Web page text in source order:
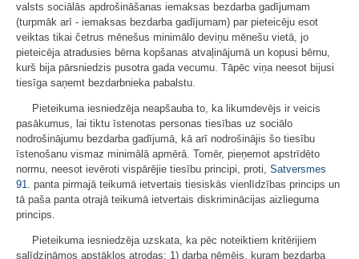
valsts sociālās apdrošināšanas iemaksas bezdarba gadījumam
(turpmāk arī - iemaksas bezdarba gadījumam) par pieteicēju esot
veiktas tikai četrus mēnešus minimālo deviņu mēnešu vietā, jo
pieteicēja atradusies bērna kopšanas atvaļinājumā un kopusi bērnu,
kurš bija pārsniedzis pusotra gada vecumu. Tāpēc viņa neesot bijusi
tiesīga saņemt bezdarbnieka pabalstu.
Pieteikuma iesniedzēja neapšauba to, ka likumdevējs ir veicis
pasākumus, lai tiktu īstenotas personas tiesības uz sociālo
nodrošinājumu bezdarba gadījumā, kā arī nodrošinājis šo tiesību
īstenošanu vismaz minimālā apmērā. Tomēr, pieņemot apstrīdēto
normu, neesot ievēroti vispārējie tiesību principi, proti, Satversmes
91. panta pirmajā teikumā ietvertais tiesiskās vienlīdzības princips un
tā paša panta otrajā teikumā ietvertais diskriminācijas aizlieguma
princips.
Pieteikuma iesniedzēja uzskata, ka pēc noteiktiem kritērijiem
salīdzināmos apstākļos atrodas: 1) darba ņēmējs, kuram bezdarba